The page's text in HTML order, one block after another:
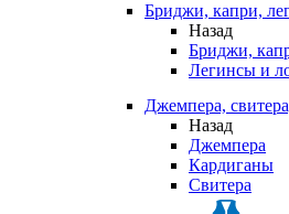
Бриджи, капри,
Назад
Бриджи,
Легинсы и
Джемпера,
Назад
Джемпера
Кардиганы
Свитера